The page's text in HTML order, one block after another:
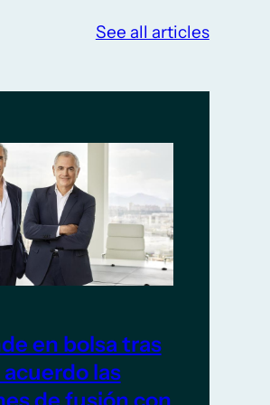
See all articles
en bolsa tras
las